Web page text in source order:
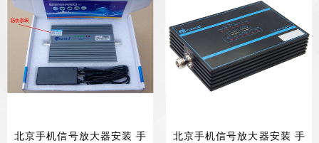
北京手机信号放大器安装 手
北京手机信号放大器安装 手